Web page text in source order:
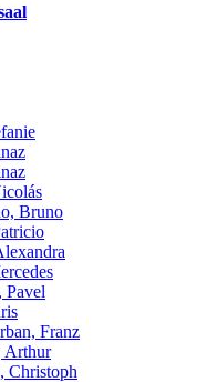
Bruno
Pavel
Franz
Arthur
Christoph